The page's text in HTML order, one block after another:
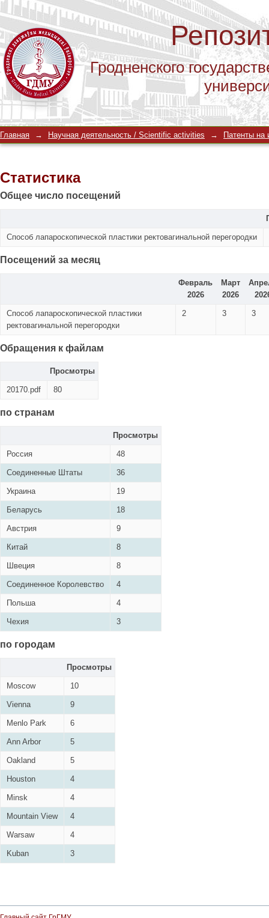
Гродненского
Статистика
Главная → Научная деятельность / Scientific activities → Патенты на
Статистика
Общее число посещений
Способ лапароскопической пластики ректовагинальной перегородки
Посещений за месяц
Февраль
2026
Март
2026
Способ лапароскопической пластики
ректовагинальной перегородки
2 3 3
Обращения к файлам
Просмотры
20170.pdf 80
по странам
Просмотры
Россия 48
Соединенные Штаты 36
Украина 19
Беларусь 18
Австрия 9
Китай 8
Швеция 8
Соединенное Королевство 4
Польша 4
Чехия 3
по городам
Просмотры
Moscow 10
Vienna 9
Menlo Park 6
Ann Arbor 5
Oakland 5
Houston 4
Minsk 4
Mountain View 4
Warsaw 4
Kuban 3